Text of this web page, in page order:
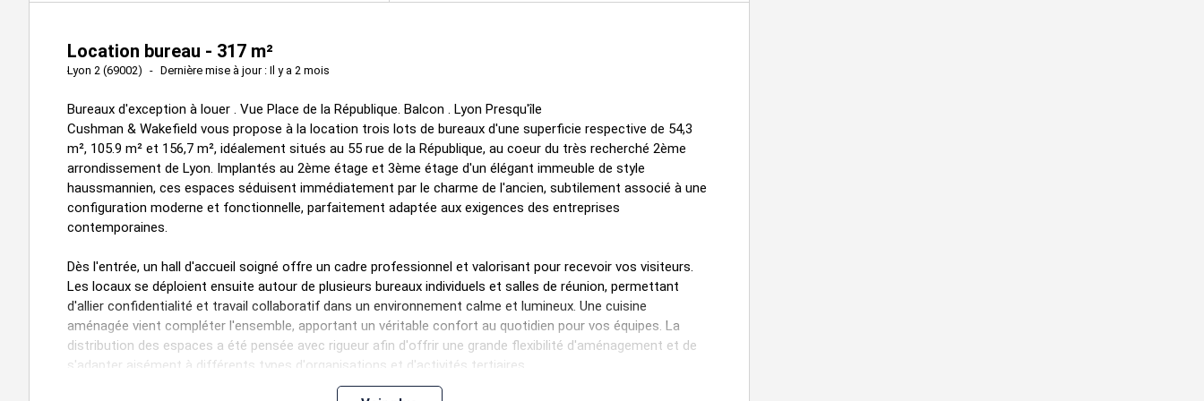
Location bureau - 317 m²
Lyon 2 (69002) Dernière mise à jour : Il y a 2 mois
Bureaux d'exception à louer . Vue Place de la République. Balcon . Lyon Presqu'île
Cushman & Wakefield vous propose à la location trois lots de bureaux d'une superficie respective de 54,3
m², 105.9 m² et 156,7 m², idéalement situés au 55 rue de la République, au coeur du très recherché 2ème
arrondissement de Lyon. Implantés au 2ème étage et 3ème étage d'un élégant immeuble de style
haussmannien, ces espaces séduisent immédiatement par le charme de l'ancien, subtilement associé à une
configuration moderne et fonctionnelle, parfaitement adaptée aux exigences des entreprises
contemporaines.
Dès l'entrée, un hall d'accueil soigné offre un cadre professionnel et valorisant pour recevoir vos visiteurs.
Les locaux se déploient ensuite autour de plusieurs bureaux individuels et salles de réunion, permettant
d'allier confidentialité et travail collaboratif dans un environnement calme et lumineux. Une cuisine
aménagée vient compléter l'ensemble, apportant un véritable confort au quotidien pour vos équipes. La
distribution des espaces a été pensée avec rigueur afin d'offrir une grande flexibilité d'aménagement et de
s'adapter aisément à différents types d'organisations et d'activités tertiaires.